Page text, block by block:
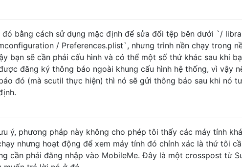
đó bằng cách sử dụng mặc định để sửa đổi tệp bên dưới `/
/ Preferences.plist`, nhưng trình nền chạy trong
bạn sẽ cần phải cấu hình và có thể một số thứ khác sau khi
đăng ký thông báo ngoài khung cấu hình hệ thống, vì vậy
đó (mà scutil thực hiện) thì nó sẽ gửi thông báo sau khi nó
ý, phương pháp này không cho phép tôi thấy các máy tính
nhưng hoạt động để xem máy tính đó chính xác là thứ tôi
cần phải đăng nhập vào MobileMe. Đây là một crosspost từ